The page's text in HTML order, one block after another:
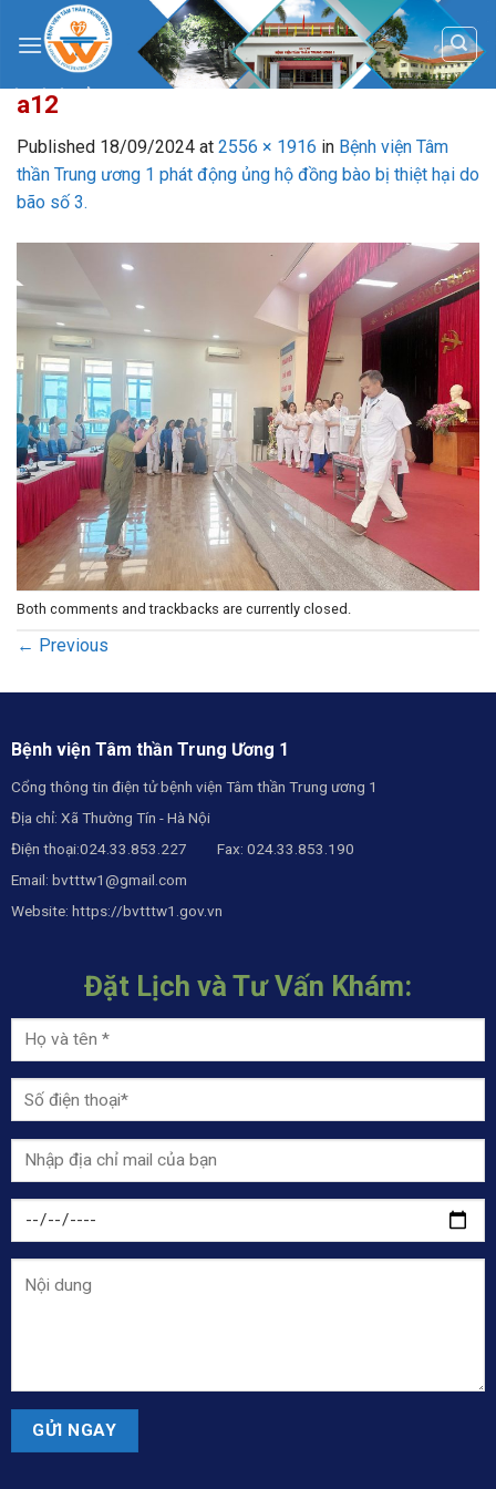
content
a12
Published 18/09/2024 at 2556 × 1916 in Bệnh viện Tâm
thần Trung ương 1 phát động ủng hộ đồng bào bị thiệt hại do
bão số 3.
Both comments and trackbacks are currently closed.
← Previous
Bệnh viện Tâm thần Trung Ương 1
Cổng thông tin điện tử bệnh viện Tâm thần Trung ương 1
Địa chỉ: Xã Thường Tín - Hà Nội
Điện thoại:024.33.853.227 Fax: 024.33.853.190
Email: bvtttw1@gmail.com
Website: https://bvtttw1.gov.vn
Đặt Lịch và Tư Vấn Khám: